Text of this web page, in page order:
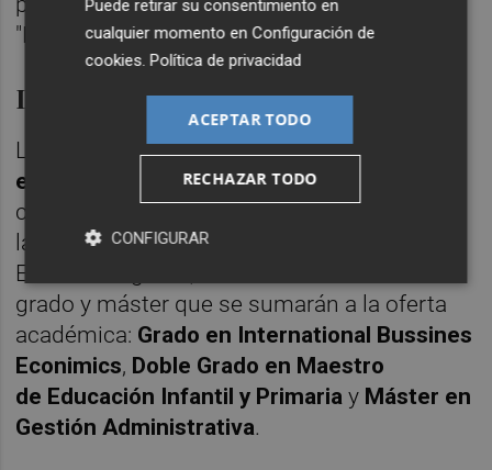
"Para poder organizarnos".
Los planes de futuro de la UJI
La
UJI sumará un total de tres nuevos
estudios
"necesarios" para preparar a la
comunidad estudiantil para la realidad
laboral que se van a encontrar, afirma Alcón.
En total un grado, un doble
grado y máster que se sumarán a la oferta
académica: Grado en International Bussines
Econimics, Doble Grado en Maestro
de Educación Infantil y Primaria y Máster en
Gestión Administrativa.
Puede retirar su consentimiento en
cualquier momento enConfiguración de
cookies .Política de privacidad
ACEPTAR TODO
RECHAZAR TODO
CONFIGURAR